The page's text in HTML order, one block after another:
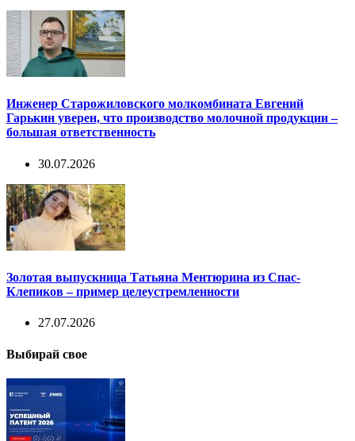
Инженер Старожиловского молкомбината Евгений
Гарькин уверен, что производство молочной продукции –
большая ответственность
30.07.2026
Золотая выпускница Татьяна Ментюрина из Спас-
Клепиков – пример целеустремленности
27.07.2026
Выбирай свое